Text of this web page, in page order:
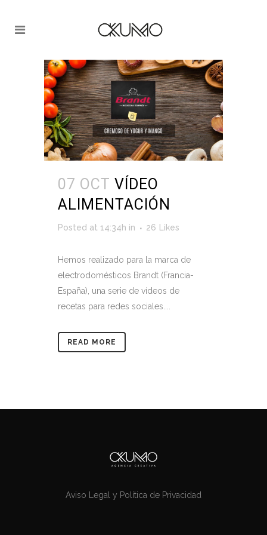
07 OCT VÍDEO
ALIMENTACIÓN
Posted at 14:34h in 26 Likes
Hemos realizado para la marca de
electrodomésticos Brandt (Francia-
España), una serie de vídeos de
recetas para redes sociales....
READ MORE
Aviso Legal y Política de Privacidad